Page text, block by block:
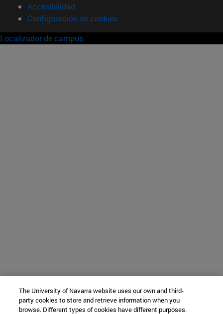
Accesibilidad
Configuración de cookies
Localizador de campus
The University of Navarra website uses our own and third-
party cookies to store and retrieve information when you
browse. Different types of cookies have different purposes.